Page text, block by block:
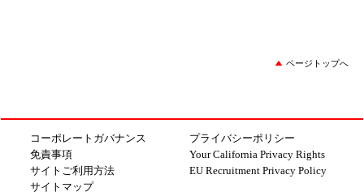
ページトップへ
コーポレートガバナンス
免責事項
サイトご利用方法
サイトマップ
プライバシーポリシー
Your California Privacy Rights
EU Recruitment Privacy Policy